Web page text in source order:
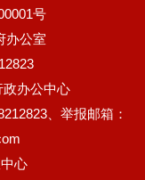
号
办公室
办公中心
、举报邮箱：
心